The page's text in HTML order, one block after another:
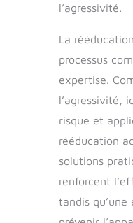
l’agressivité.
La
processus
expertise.
l’agressivité,
risque et
rééducation
solutions
renforcent
tandis